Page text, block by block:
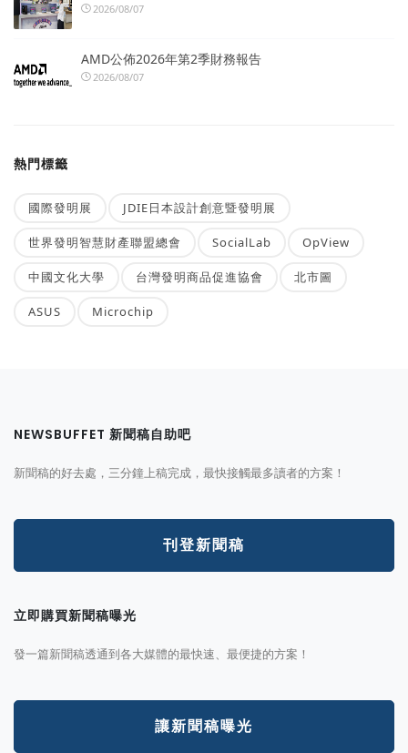
2026/08/07
AMD公佈2026年第2季財務報告
2026/08/07
熱門標籤
國際發明展 JDIE日本設計創意暨發明展
世界發明智慧財產聯盟總會 SocialLab OpView
中國文化大學 台灣發明商品促進協會 北市圖
ASUS Microchip
NEWSBUFFET 新聞稿自助吧
新聞稿的好去處，三分鐘上稿完成，最快接觸最多讀者的方案！
刊登新聞稿
立即購買新聞稿曝光
發一篇新聞稿透通到各大媒體的最快速、最便捷的方案！
讓新聞稿曝光